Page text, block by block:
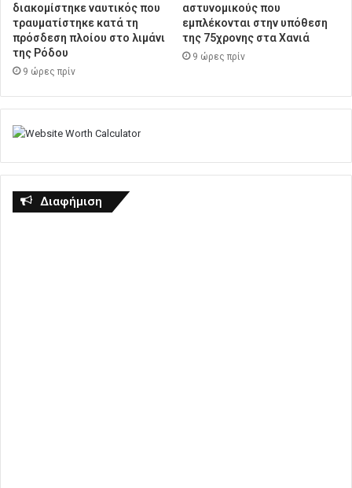
διακομίστηκε ναυτικός που
τραυματίστηκε κατά τη
πρόσδεση πλοίου στο λιμάνι
της Ρόδου
9 ώρες πρίν
αστυνομικούς που
εμπλέκονται στην υπόθεση
της 75χρονης στα Χανιά
9 ώρες πρίν
Διαφήμιση